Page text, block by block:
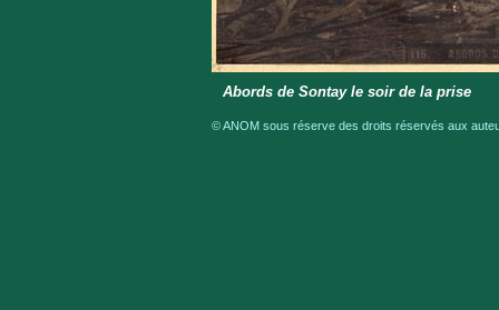
Abords de Sontay le soir de la prise
© ANOM sous réserve des droits réservés aux